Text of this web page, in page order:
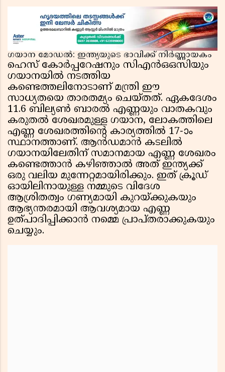
ഗയാന മോഡൽ: ഇന്ത്യയുടെ ഭാവിക്ക് നിർണ്ണായകം
ഹെസ് കോർപ്പറേഷനും സി‌എൻ‌ഒ‌ഒ‌സിയും
ഗയാനയിൽ നടത്തിയ
കണ്ടെത്തലിനോടാണ് മന്ത്രി ഈ
സാധ്യതയെ താരതമ്യം ചെയ്തത്. ഏകദേശം
11.6 ബില്യൺ ബാരൽ എണ്ണയും വാതകവും
കരുതൽ ശേഖരമുള്ള ഗയാന, ലോകത്തിലെ
എണ്ണ ശേഖരത്തിന്റെ കാര്യത്തിൽ 17-ാം
സ്ഥാനത്താണ്. ആൻഡമാൻ കടലിൽ
ഗയാനയിലേതിന് സമാനമായ എണ്ണ ശേഖരം
കണ്ടെത്താൻ കഴിഞ്ഞാൽ അത് ഇന്ത്യക്ക്
ഒരു വലിയ മുന്നേറ്റമായിരിക്കും. ഇത് ക്രൂഡ്
ഓയിലിനായുള്ള നമ്മുടെ വിദേശ
ആശ്രിതത്വം ഗണ്യമായി കുറയ്ക്കുകയും
ആഭ്യന്തരമായി ആവശ്യമായ എണ്ണ
ഉത്പാദിപ്പിക്കാൻ നമ്മെ പ്രാപ്തരാക്കുകയും
ചെയ്യും.